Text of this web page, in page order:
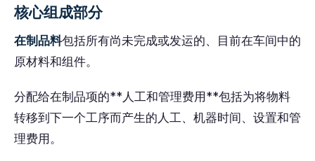
核心组成部分
在制品料包括所有尚未完成或发运的、目前在车间中的
原材料和组件。
分配给在制品项的**人工和管理费用**包括为将物料
转移到下一个工序而产生的人工、机器时间、设置和管
理费用。